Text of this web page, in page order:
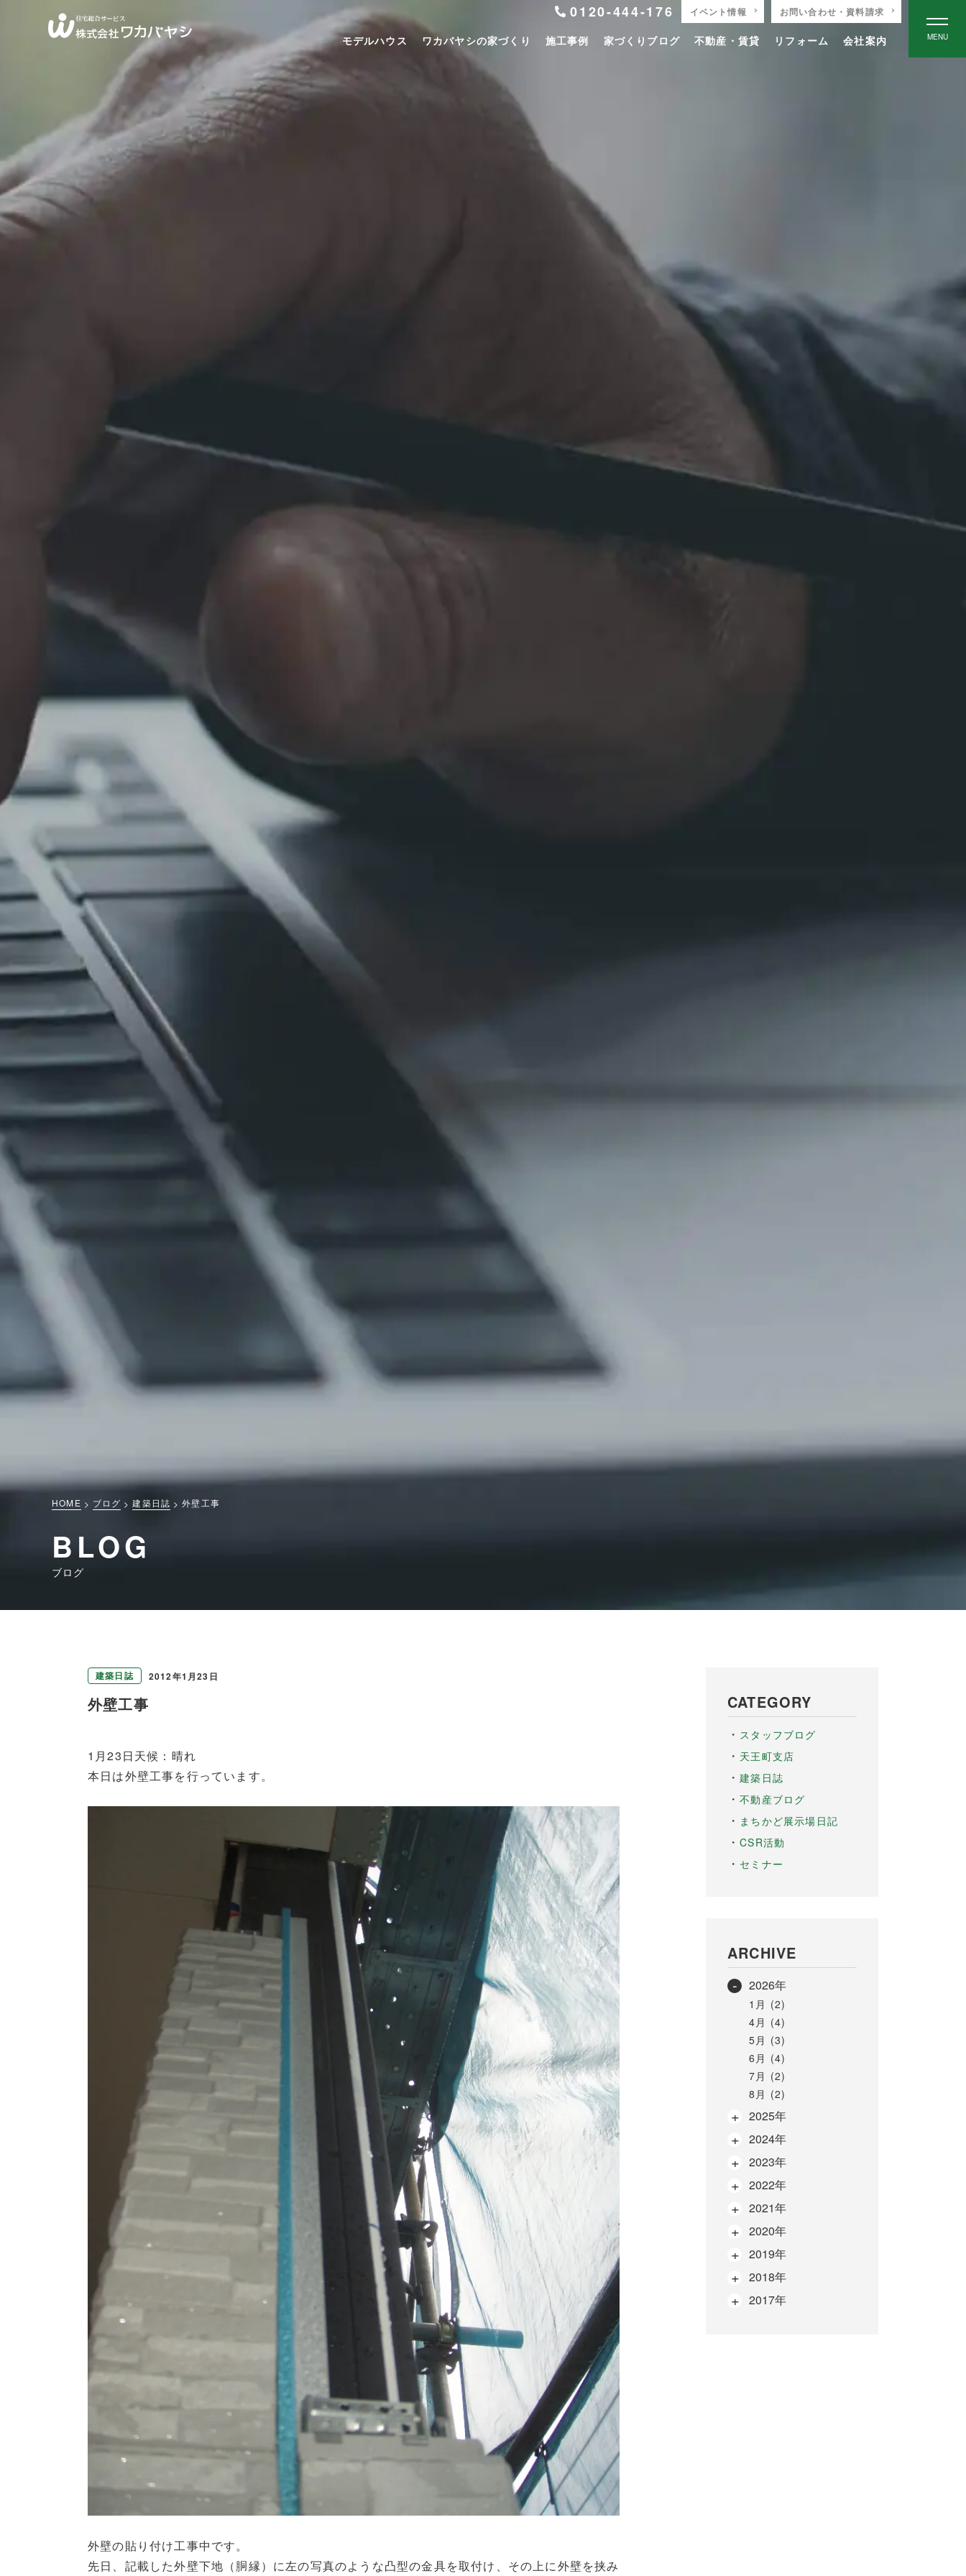
0120-444-176 イベント情報 お問い合わせ・資料請求
モデルハウス ワカバヤシの家づくり 施工事例 家づくりブログ 不動産・賃貸 リフォーム 会社案内 MENU
HOME ブログ 建築日誌 外壁工事
BLOG
ブログ
建築日誌 2012年1月23日
外壁工事
1月23日天候：晴れ
本日は外壁工事を行っています。
外壁の貼り付け工事中です。
先日、記載した外壁下地（胴縁）に左の写真のような凸型の金具を取付け、その上に外壁を挟み
CATEGORY
スタッフブログ
天王町支店
建築日誌
不動産ブログ
まちかど展示場日記
CSR活動
セミナー
ARCHIVE
2026年
1月 (2)
4月 (4)
5月 (3)
6月 (4)
7月 (2)
8月 (2)
2025年
2024年
2023年
2022年
2021年
2020年
2019年
2018年
2017年